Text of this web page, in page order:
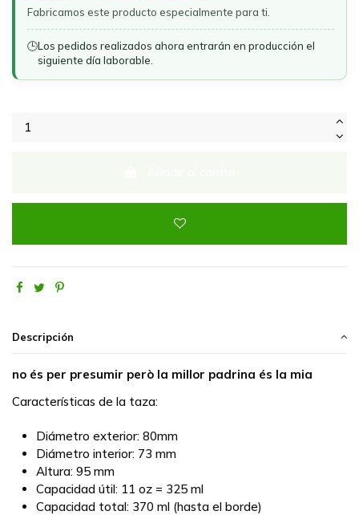
Fabricamos este producto especialmente para ti.
🕒Los pedidos realizados ahora entrarán en producción el
siguiente día laborable.
Descripción
no és per presumir però la millor padrina és la mia
Características de la taza:
Diámetro exterior: 80mm
Diámetro interior: 73 mm
Altura: 95 mm
Capacidad útil: 11 oz = 325 ml
Capacidad total: 370 ml (hasta el borde)